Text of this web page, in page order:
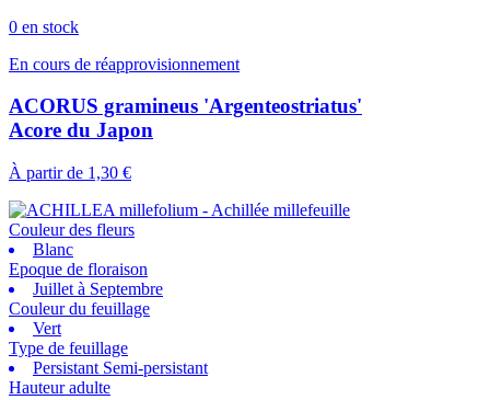
0 en stock
En cours de réapprovisionnement
ACORUS gramineus 'Argenteostriatus'
Acore du Japon
À partir de 1,30 €
Couleur des fleurs
Blanc
Epoque de floraison
Juillet à Septembre
Couleur du feuillage
Vert
Type de feuillage
Persistant Semi-persistant
Hauteur adulte